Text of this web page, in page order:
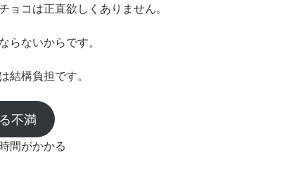
コは正直欲しくありません。
ないからです。
構負担です。
不満
間がかかる